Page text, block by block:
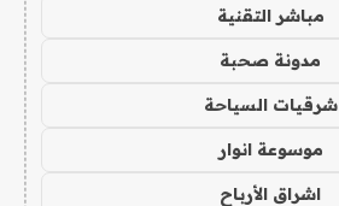
مباشر التقنية
مدونة صحبة
شرقيات السياحة
موسوعة انوار
اشراق الأرباح